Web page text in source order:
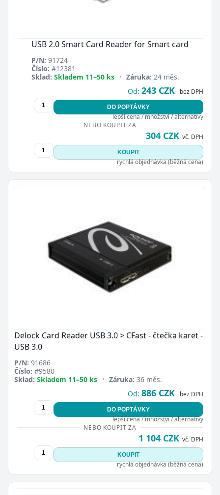
USB 2.0 Smart Card Reader for Smart card
P/N: 91724
Číslo: #12381
Sklad: Skladem 11–50 ks • Záruka: 24 měs.
Od: 243 CZK bez DPH
DO POPTÁVKY
lepší cena / množství / alternativy
NEBO KOUPIT ZA
304 CZK vč. DPH
KOUPIT
rychlá objednávka (běžná cena)
Delock Card Reader USB 3.0 > CFast - čtečka karet -
USB 3.0
P/N: 91686
Číslo: #9580
Sklad: Skladem 11–50 ks • Záruka: 36 měs.
Od: 886 CZK bez DPH
DO POPTÁVKY
lepší cena / množství / alternativy
NEBO KOUPIT ZA
1 104 CZK vč. DPH
KOUPIT
rychlá objednávka (běžná cena)